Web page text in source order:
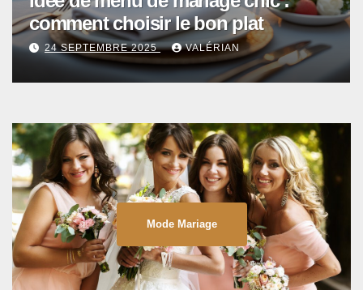
comment choisir le bon plat
24 SEPTEMBRE 2025 VALÉRIAN
Mode Mariage